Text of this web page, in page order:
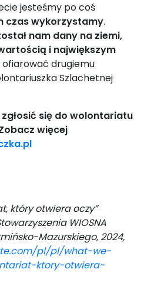
jesteśmy po coś
czas wykorzystamy.
nam dany na ziemi,
i największym
drugiemu
Szlachetnej
się do wolontariatu
więcej
który otwiera oczy”
WIOSNA
Mazurskiego, 2024,
pl/pl/what-we-
ktory-otwiera-